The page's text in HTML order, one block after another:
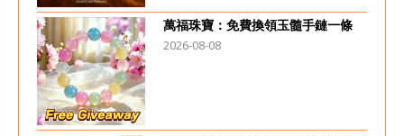
萬福珠寶：免費換領玉髓手鏈一條
2026-08-08